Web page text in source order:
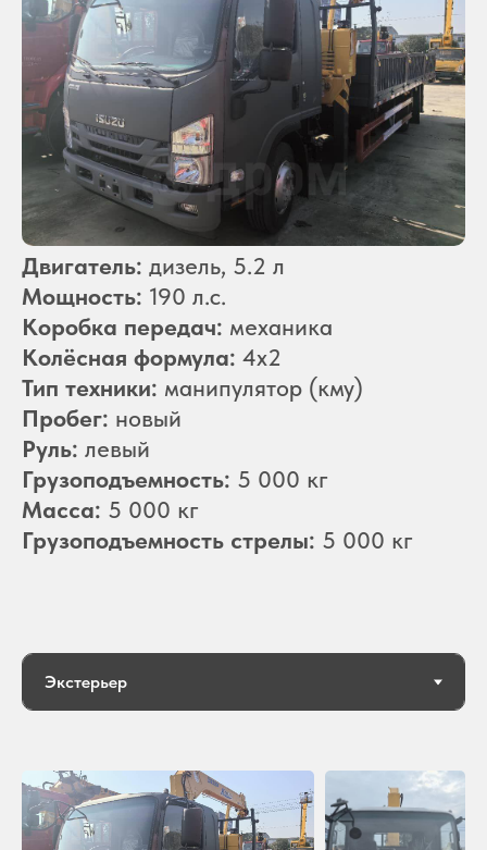
Двигатель: дизель, 5.2 л
Мощность: 190 л.с.
Коробка передач: механика
Колёсная формула: 4x2
Тип техники: манипулятор (кму)
Пробег: новый
Руль: левый
Грузоподъемность: 5 000 кг
Масса: 5 000 кг
Грузоподъемность стрелы: 5 000 кг